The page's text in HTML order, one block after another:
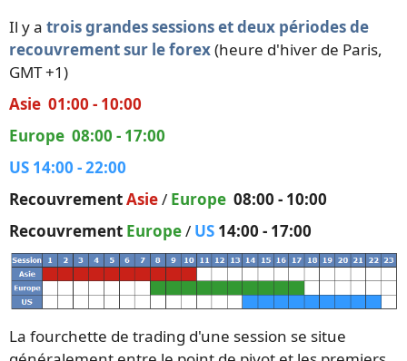
Il y a trois grandes sessions et deux périodes de
recouvrement sur le forex(heure d'hiver de Paris,
GMT +1)
Asie 01:00 - 10:00
Europe 08:00 - 17:00
US 14:00 - 22:00
RecouvrementAsie/ Europe 08:00 - 10:00
Recouvrement Europe/ US 14:00 - 17:00
La fourchette de trading d'une session se situe